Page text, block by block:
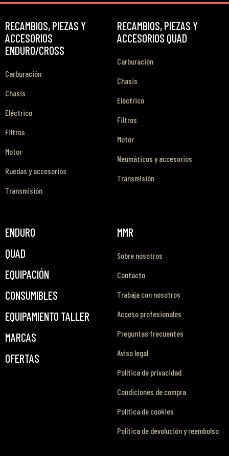
RECAMBIOS, PIEZAS Y
ACCESORIOS
ENDURO/CROSS
Carburación
Chasis
Eléctrico
Filtros
Motor
Ruedas y accesorios
Transmisión
RECAMBIOS, PIEZAS Y
ACCESORIOS QUAD
Carburación
Chasis
Eléctrico
Filtros
Motor
Neumáticos y accesorios
Transmisión
ENDURO
QUAD
EQUIPACIÓN
CONSUMIBLES
EQUIPAMIENTO TALLER
MARCAS
OFERTAS
MMR
Sobre nosotros
Contacto
Trabaja con nosotros
Acceso profesionales
Preguntas frecuentes
Aviso legal
Política de privacidad
Condiciones de compra
Política de cookies
Política de devolución y reembolso